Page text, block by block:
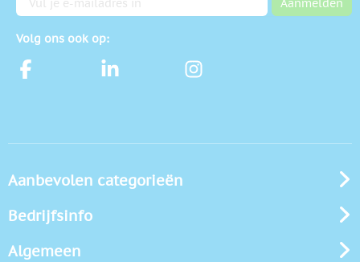
Aanmelden
Volg ons ook op:
Aanbevolen categorieën
Bedrijfsinfo
Algemeen